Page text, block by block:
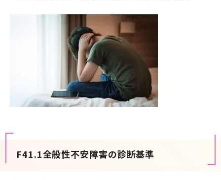
F41.1全般性不安障害の診断基準